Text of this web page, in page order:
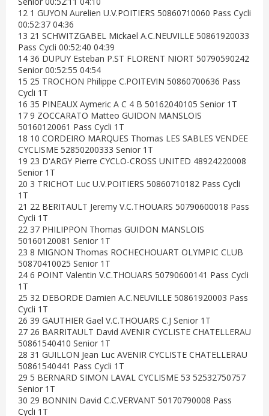
12 1 GUYON Aurelien U.V.POITIERS 50860710060 Pass Cycli
00:52:37 04:36
13 21 SCHWITZGABEL Mickael A.C.NEUVILLE 50861920033
Pass Cycli 00:52:40 04:39
14 36 DUPUY Esteban P.ST FLORENT NIORT 50790590242
Senior 00:52:55 04:54
15 25 TROCHON Philippe C.POITEVIN 50860700636 Pass
Cycli 1T
16 35 PINEAUX Aymeric A C 4 B 50162040105 Senior 1T
17 9 ZOCCARATO Matteo GUIDON MANSLOIS
50160120061 Pass Cycli 1T
18 10 CORDEIRO MARQUES Thomas LES SABLES VENDEE
CYCLISME 52850200333 Senior 1T
19 23 D'ARGY Pierre CYCLO-CROSS UNITED 48924220008
Senior 1T
20 3 TRICHOT Luc U.V.POITIERS 50860710182 Pass Cycli
1T
21 22 BERITAULT Jeremy V.C.THOUARS 50790600018 Pass
Cycli 1T
22 37 PHILIPPON Thomas GUIDON MANSLOIS
50160120081 Senior 1T
23 8 MIGNON Thomas ROCHECHOUART OLYMPIC CLUB
50870410025 Senior 1T
24 6 POINT Valentin V.C.THOUARS 50790600141 Pass Cycli
1T
25 32 DEBORDE Damien A.C.NEUVILLE 50861920003 Pass
Cycli 1T
26 39 GAUTHIER Gael V.C.THOUARS C.J Senior 1T
27 26 BARRITAULT David AVENIR CYCLISTE CHATELLERAU
50861540410 Senior 1T
28 31 GUILLON Jean Luc AVENIR CYCLISTE CHATELLERAU
50861540441 Pass Cycli 1T
29 5 BERNARD SIMON LAVAL CYCLISME 53 52532750757
Senior 1T
30 29 BONNIN David C.C.VERVANT 50170790008 Pass
Cycli 1T